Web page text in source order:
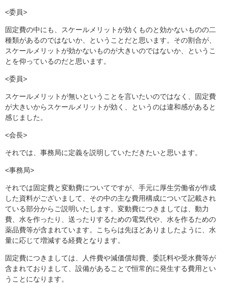
<委員>
固定費の中にも、スケールメリットが効くものと効かないものの二
種類があるのではないか、ということだと思います。その割合が、
スケールメリットが効かないものが大きいのではないか、というこ
とを仰っているのだと思います。
<委員>
スケールメリットが無いということを言いたいのではなく、固定費
が大きいからスケールメリットが効く、というのは違和感があると
感じました。
<会長>
それでは、事務局に定義を説明していただきたいと思います。
<事務局>
それでは固定費と変動費についてですが、手元に厚生労働省が作成
した資料がございまして、その中の主な費用構成について記載され
ている部分からご説明いたします。変動費につきましては、動力
費、水を作ったり、送ったりするための電気代や、水を作るための
薬品費等が含まれています。こちらは先ほどありましたように、水
量に応じて増減する経費となります。
固定費につきましては、人件費や減価償却費、委託料や受水費等が
含まれておりまして、設備があることで恒常的に発生する費用とい
うことになります。